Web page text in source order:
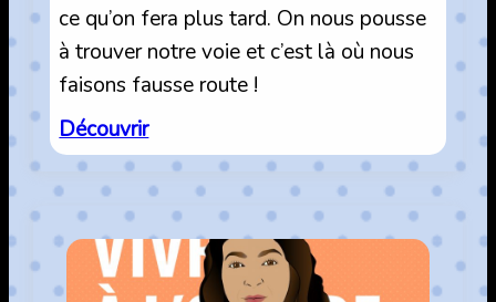
ce qu’on fera plus tard. On nous pousse
à trouver notre voie et c’est là où nous
faisons fausse route !
Découvrir:
Comment
trouver
ma
voie
?